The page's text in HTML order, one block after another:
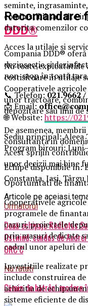
Recomandare
DDD®
Compania DDD®
dezinsecție și
non-stop în toată
📞 Telefon:021.9662
📩 Email:
🌐 Website:https://
Sediu principal: Aleea
Program birouri:
Echipe disponibile în:
Constanța, Iași, Târgu
Articole pe aceiasi
Urmatorul
Două echipaje RedLotus
Ostwind, condus de
ORC C
Nu ratati
Cămin de bătrâni modern
seminte,
combustibil sau alte
datorita comenzilor
Acces la utilaje si
Nu toate
costisitoare in utilaje
Cooperativele
unor tractoare,
depozitare sau linii de
De asemenea,
consultanta in
Acest sprijin
unor decizii mai bine
Oportunitati de
Cooperativele
programele de
cazuri, proiectele
prin masuri dedicate
cadrul unor apeluri
Investitiile realizate
include construirea
achizitia de
sisteme eficiente de